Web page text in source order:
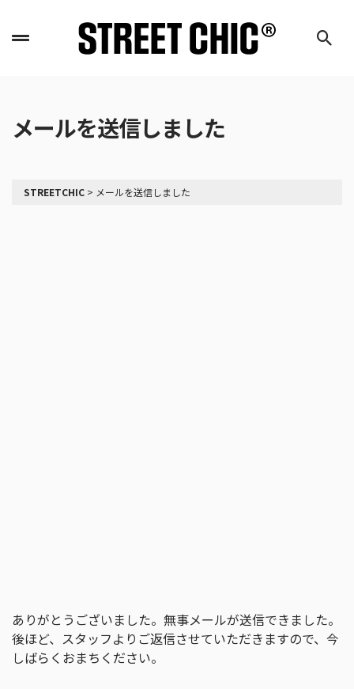
メールを送信しました
STREETCHIC > メールを送信しました
ありがとうございました。無事メールが送信できました。
後ほど、スタッフよりご返信させていただきますので、今
しばらくおまちください。